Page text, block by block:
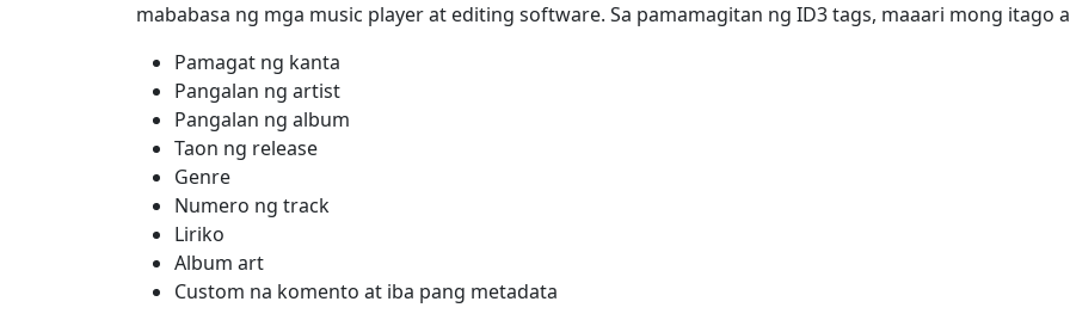
mababasa ng mga music player at editing software. Sa pamamagitan ng ID3 tags, maaari mong itago
Pamagat ng kanta
Pangalan ng artist
Pangalan ng album
Taon ng release
Genre
Numero ng track
Liriko
Album art
Custom na komento at iba pang metadata